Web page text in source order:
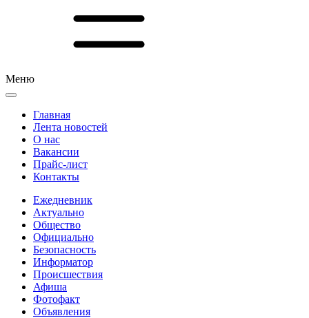
Меню
Главная
Лента новостей
О нас
Вакансии
Прайс-лист
Контакты
Ежедневник
Актуально
Общество
Официально
Безопасность
Информатор
Происшествия
Афиша
Фотофакт
Объявления